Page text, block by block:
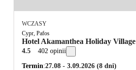
WCZASY
Cypr, Pafos
Hotel Akamanthea Holiday Village
4.5 402 opinii
Termin 27.08 - 3.09.2026 (8 dni)